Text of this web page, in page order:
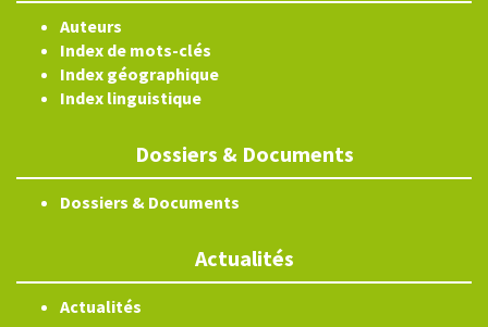
Auteurs
Index de mots-clés
Index géographique
Index linguistique
Dossiers & Documents
Dossiers & Documents
Actualités
Actualités